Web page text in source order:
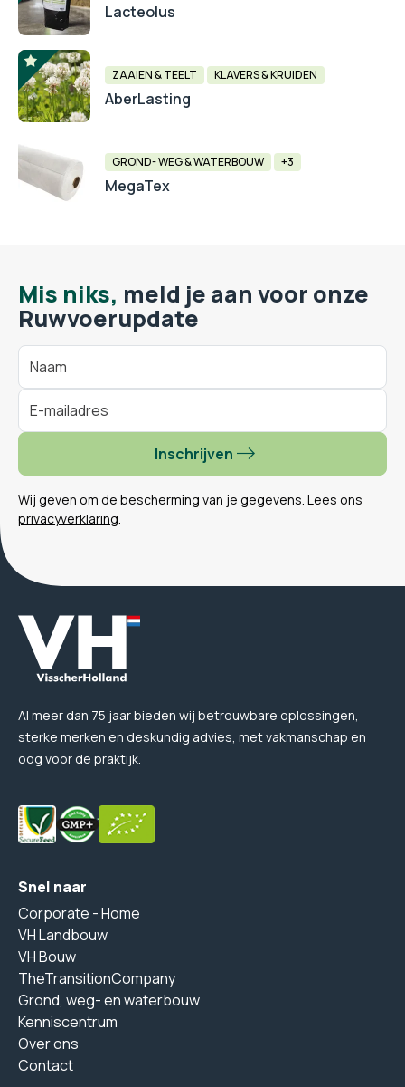
Lacteolus
ZAAIEN & TEELT KLAVERS & KRUIDEN
AberLasting
GROND- WEG & WATERBOUW +3
MegaTex
Mis niks, meld je aan voor onze
Ruwvoerupdate
Inschrijven
Wij geven om de bescherming van je gegevens. Lees ons
privacyverklaring.
Al meer dan 75 jaar bieden wij betrouwbare oplossingen,
sterke merken en deskundig advies, met vakmanschap en
oog voor de praktijk.
Snel naar
Corporate - Home
VH Landbouw
VH Bouw
TheTransitionCompany
Grond, weg- en waterbouw
Kenniscentrum
Over ons
Contact